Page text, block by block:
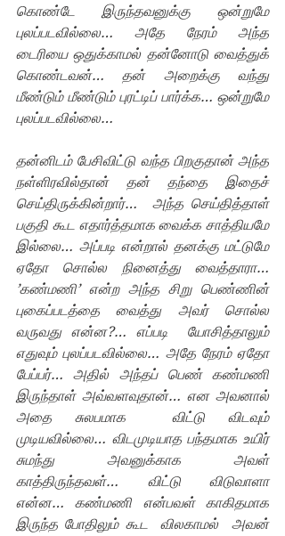
கொண்டே இருந்தவனுக்கு ஒன்றுமே
புலப்படவில்லை… அதே நேரம் அந்த
டைரியை ஒதுக்காமல் தன்னோடு வைத்துக்
கொண்டவன்… தன் அறைக்கு வந்து
மீண்டும் மீண்டும் புரட்டிப் பார்க்க… ஒன்றுமே
புலப்படவில்லை…
தன்னிடம் பேசிவிட்டு வந்த பிறகுதான் அந்த
நள்ளிரவில்தான் தன் தந்தை இதைச்
செய்திருக்கின்றார்…  அந்த செய்தித்தாள்
பகுதி கூட எதார்த்தமாக வைக்க சாத்தியமே
இல்லை… அப்படி என்றால் தனக்கு மட்டுமே
ஏதோ சொல்ல நினைத்து வைத்தாரா…
’கண்மணி’ என்ற அந்த சிறு பெண்ணின்
புகைப்படத்தை வைத்து அவர் சொல்ல
வருவது என்ன?… எப்படி  யோசித்தாலும்
எதுவும் புலப்படவில்லை… அதே நேரம் ஏதோ
பேப்பர்… அதில் அந்தப் பெண் கண்மணி
இருந்தாள் அவ்வளவுதான்… என அவனால்
அதை சுலபமாக  விட்டு விடவும்
முடியவில்லை… விடமுடியாத பந்தமாக உயிர்
சுமந்து அவனுக்காக அவள்
காத்திருந்தவள்… விட்டு விடுவாளா
என்ன… கண்மணி என்பவள் காகிதமாக
இருந்த போதிலும் கூட  விலகாமல்  அவன்